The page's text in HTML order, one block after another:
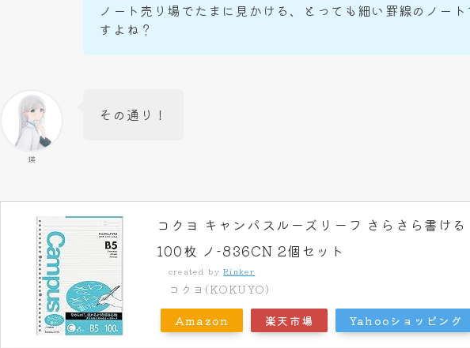
ノート売り場でたまに見かける、とっても細い罫線のノー
すよね？
瑛
その通り！
コクヨ キャンパスルーズリーフ さらさら書け
100枚 ノ-836CN 2個セット
created byRinker
コクヨ(KOKUYO)
Amazon
楽天市場 Yahooショッピング